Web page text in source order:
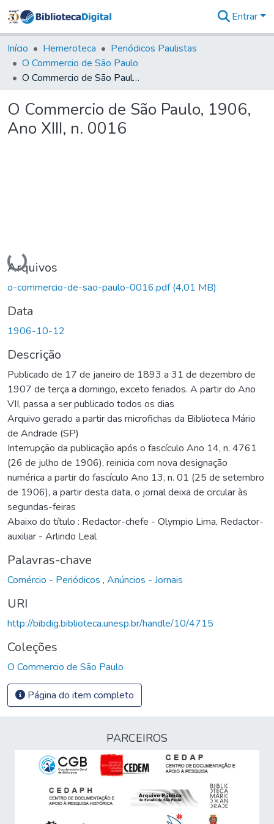
&
Coleções
Tudo na
Biblioteca
Estatísticas
Entrar
Início Hemeroteca
Periódicos Paulistas
O Commercio de São Paulo
O Commercio de São Paulo, 1906, Ano XIII, n. 0016
O Commercio de São Paulo, 1906,
Ano XIII, n. 0016
Carregando...
Arquivos
o-commercio-de-sao-paulo-0016.pdf(4,01 MB)
Data
1906-10-12
Descrição
Publicado de 17 de janeiro de 1893 a 31 de dezembro de
1907 de terça a domingo, exceto feriados. A partir do Ano
VII, passa a ser publicado todos os dias
Arquivo gerado a partir das microfichas da Biblioteca Mário
de Andrade (SP)
Interrupção da publicação após o fascículo Ano 14, n. 4761
(26 de julho de 1906), reinicia com nova designação
numérica a partir do fascículo Ano 13, n. 01 (25 de setembro
de 1906), a partir desta data, o jornal deixa de circular às
segundas-feiras
Abaixo do título : Redactor-chefe - Olympio Lima, Redactor-
auxiliar - Arlindo Leal
Palavras-chave
Comércio - Periódicos , Anúncios - Jornais
URI
http://bibdig.biblioteca.unesp.br/handle/10/4715
Coleções
O Commercio de São Paulo
Página do item completo
PARCEIROS